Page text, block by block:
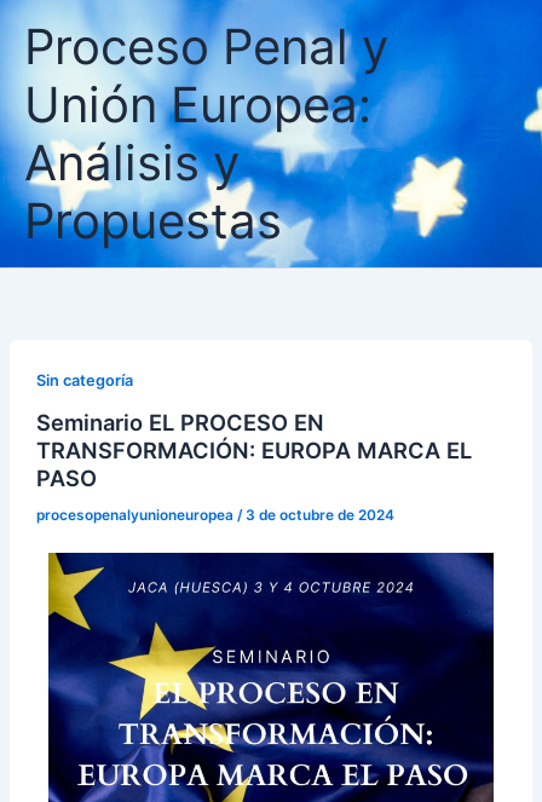
Ir
contenido
Proceso Penal y
Unión Europea:
Análisis y
Propuestas
Sin categoría
Seminario EL PROCESO EN
TRANSFORMACIÓN: EUROPA MARCA EL
PASO
procesopenalyunioneuropea /3 de octubre de 2024